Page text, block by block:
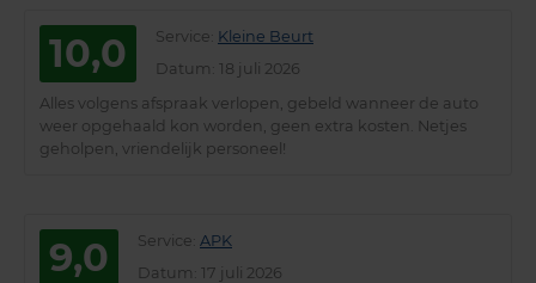
10,0 Service Kleine Beurt
Datum : 18 juli 2026
Alles volgens afspraak verlopen, gebeld wanneer de auto
weer opgehaald kon worden, geen extra kosten. Netjes
geholpen, vriendelijk personeel!
9,0 Service APK
Datum : 17 juli 2026